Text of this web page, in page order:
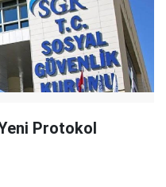
Protokol